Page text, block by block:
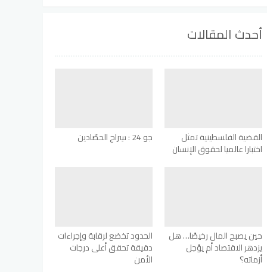
أحدث المقالات
القضية الفلسطينية تمثل
اختبارا عالميا لحقوق الإنسان
جو 24 : سِراج الحصّادين
حين يصبح المال رخيصًا… هل
يزدهر الاقتصاد أم يؤجل
أزماته؟
الحدود تخضع لرقابة وإجراءات
دقيقة تحقق أعلى درجات
الأمن